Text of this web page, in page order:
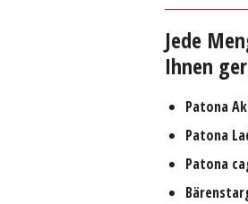
Jede
Ihnen
Patona
Patona
Patona